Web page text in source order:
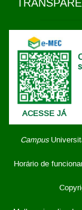
ACESSE JÁ
Campus
Horário de